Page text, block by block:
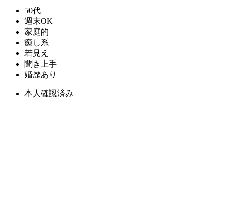
50代
週末OK
家庭的
癒し系
若見え
聞き上手
婚歴あり
本人確認済み